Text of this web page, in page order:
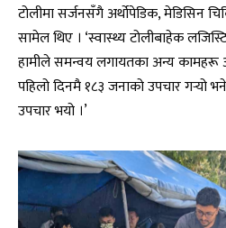
टोलीमा सर्जनसँगै अर्थोपेडिक, मेडिसिन
सामेल थिए । ‘स्वास्थ्य टोलीबाहेक
हामीले समन्वय लगायतका अन्य कामहरू
पहिलो दिनमै १८३ जनाको उपचार
उपचार भयो ।’